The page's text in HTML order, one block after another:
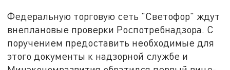
Федеральную торговую сеть "Светофор" ждут
внеплановые проверки Роспотребнадзора. С
поручением предоставить необходимые для
этого документы к надзорной службе и